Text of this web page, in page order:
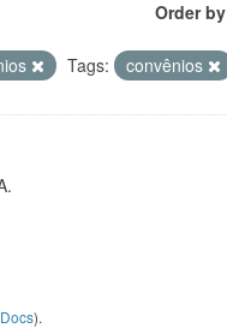
Order by
Tags: convênios
).